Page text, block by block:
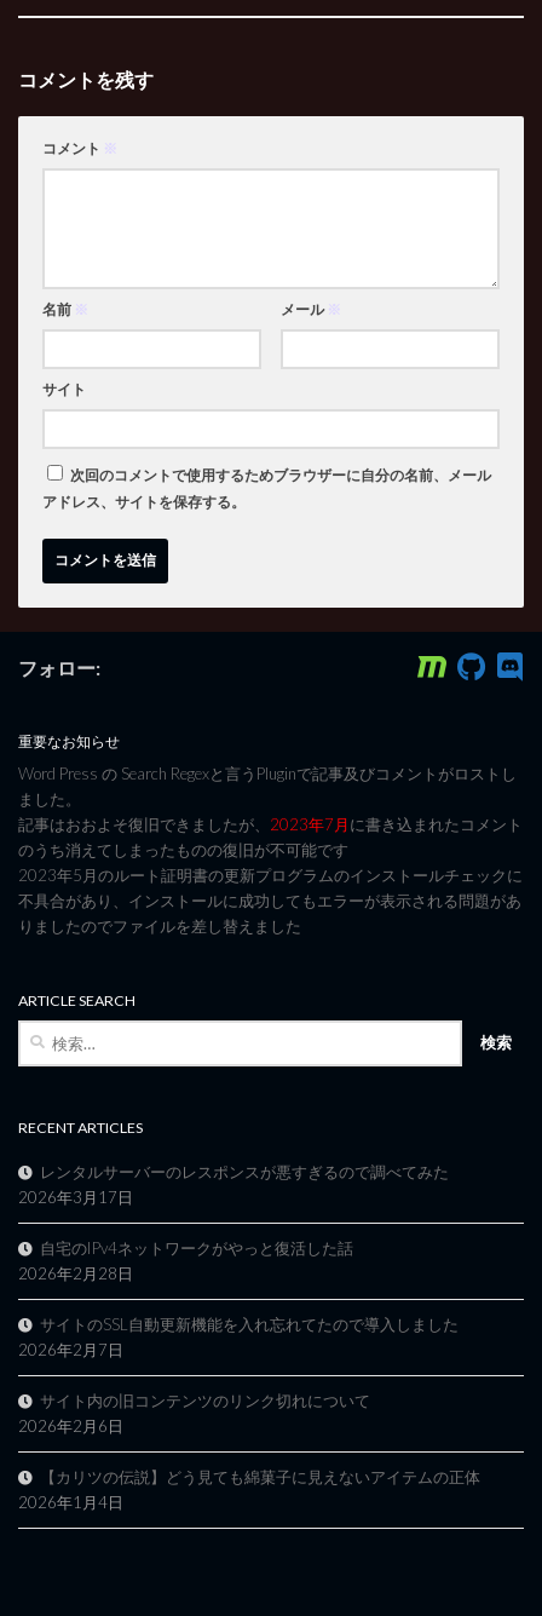
コメントを残す
コメント ※
名前 ※ メール ※
サイト
次回のコメントで使用するためブラウザーに自分の名前、メール
アドレス、サイトを保存する。
フォロー:
重要なお知らせ
Word Press の Search Regexと言うPluginで記事及びコメントがロストし
ました。
記事はおおよそ復旧できましたが、 2023年7月に書き込まれたコメント
のうち消えてしまったものの復旧が不可能です
2023年5月のルート証明書の更新プログラムのインストールチェックに
不具合があり、インストールに成功してもエラーが表示される問題があ
りましたのでファイルを差し替えました
ARTICLE SEARCH
RECENT ARTICLES
レンタルサーバーのレスポンスが悪すぎるので調べてみた
2026年3月17日
自宅のIPv4ネットワークがやっと復活した話
2026年2月28日
サイトのSSL自動更新機能を入れ忘れてたので導入しました
2026年2月7日
サイト内の旧コンテンツのリンク切れについて
2026年2月6日
【カリツの伝説】どう見ても綿菓子に見えないアイテムの正体
2026年1月4日